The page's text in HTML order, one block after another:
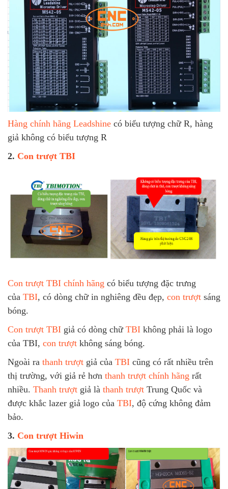
Hàng chính hãng Leadshine có biểu tượng chữ R, hàng
giả không có biểu tượng R
2. Con trượt TBI
Con trượt TBI chính hãng có biểu tượng đặc trưng
của TBI, có dòng chữ in nghiêng đều đẹp, con trượt sáng
bóng.
Con trượt TBI giả có dòng chữ TBI không phải là logo
của TBI, con trượt không sáng bóng.
Ngoài ra thanh trượt giả của TBI cũng có rất nhiều trên
thị trường, với giả rẻ hơn thanh trượt chính hãng rất
nhiều. Thanh trượt giả là thanh trượt Trung Quốc và
được khắc lazer giả logo của TBI, độ cứng không đảm
bảo.
3. Con trượt Hiwin